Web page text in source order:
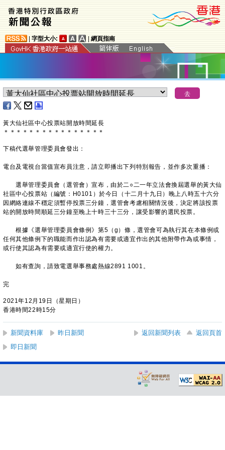
字型大小: 網頁指南
黃大仙社區中心投票站開放時間延長
＊ ＊ ＊ ＊ ＊ ＊ ＊ ＊ ＊ ＊ ＊ ＊ ＊ ＊ ＊ ＊
下稿代選舉管理委員會發出：
電台及電視台當值宣布員注意，請立即播出下列特別報告，並作多次重播：
選舉管理委員會（選管會）宣布，由於二○二一年立法會換屆選舉的黃大仙
社區中心投票站（編號：H0101）於今日（十二月十九日）晚上八時五十六分
因網絡連線不穩定須暫停投票三分鐘，選管會考慮相關情況後，決定將該投票
站的開放時間順延三分鐘至晚上十時三十三分，讓受影響的選民投票。
根據《選舉管理委員會條例》第5（g）條，選管會可為執行其在本條例或
任何其他條例下的職能而作出認為有需要或適宜作出的其他附帶作為或事情，
或行使其認為有需要或適宜行使的權力。
如有查詢，請致電選舉事務處熱線2891 1001。
完
2021年12月19日（星期日）
香港時間22時15分
新聞資料庫 昨日新聞 返回新聞列表
返回頁首
即日新聞